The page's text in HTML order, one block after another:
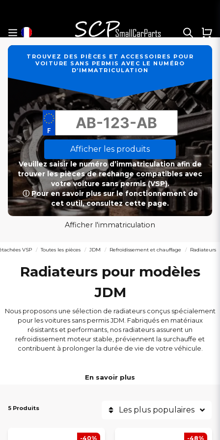
TROUVEZ DES PIÈCES ET ACCESSOIRES POUR
VOITURE SANS PERMIS AVEC LE NUMÉRO
D’IMMATRICULATION
Afficher les produits
Veuillez saisir le numéro d’immatriculation afin de
trouver les pièces de rechange compatibles avec
votre voiture sans permis (VSP).
ⓘ Pour en savoir plus sur le fonctionnement de
cet outil, consultez cette page.
Afficher l'immatriculation
VSP Toutes les pièces JDM Refroidissement et chauffage Radiateurs
Radiateurs pour modèles
JDM
Nous proposons une sélection de radiateurs conçus spécialement
pour les voitures sans permis JDM. Fabriqués en matériaux
résistants et performants, nos radiateurs assurent un
refroidissement moteur stable, préviennent la surchauffe et
contribuent à prolonger la durée de vie de votre véhicule.
RADIATEURS DE HAUTE QUALITÉ
Matériaux robustes
– conçus pour résister à la chaleur, aux
Installation simple– modèles parfaitement adaptés aux
En savoir plus
5 Produits Les plus populaires
-40% -48%